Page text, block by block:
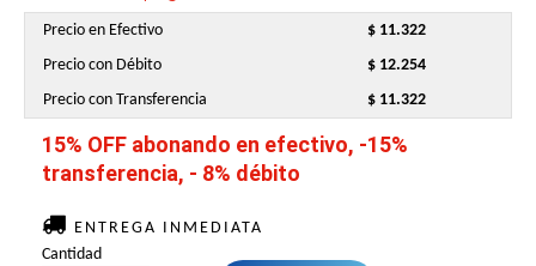
Precio en Efectivo
$ 11.322
Precio con Débito
$ 12.254
Precio con Transferencia
$ 11.322
15% OFF abonando en efectivo, -15%
transferencia, - 8% débito
ENTREGA INMEDIATA
Cantidad